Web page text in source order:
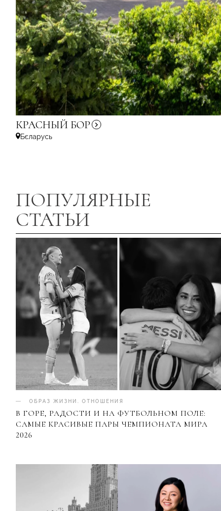
КРАСНЫЙ БОР
Бєларусь
ПОПУЛЯРНЫЕ
СТАТЬИ
ОБРАЗ ЖИЗНИ ОТНОШЕНИЯ
В ГОРЕ, РАДОСТИ И НА ФУТБОЛЬНОМ ПОЛЕ:
САМЫЕ КРАСИВЫЕ ПАРЫ ЧЕМПИОНАТА МИРА
2026